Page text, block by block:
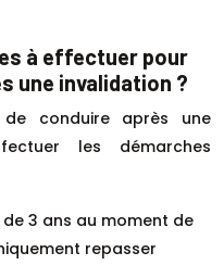
à effectuer pour
une invalidation ?
conduire après une
les démarches
3 ans au moment de
repasser